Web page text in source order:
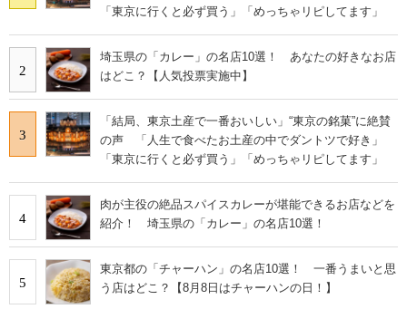
「東京に行くと必ず買う」「めっちゃリピしてます」
2
埼玉県の「カレー」の名店10選！ あなたの好きなお店
はどこ？【人気投票実施中】
3
「結局、東京土産で一番おいしい」“東京の銘菓”に絶賛
の声 「人生で食べたお土産の中でダントツで好き」
「東京に行くと必ず買う」「めっちゃリピしてます」
4
肉が主役の絶品スパイスカレーが堪能できるお店などを
紹介！ 埼玉県の「カレー」の名店10選！
5
東京都の「チャーハン」の名店10選！ 一番うまいと思
う店はどこ？【8月8日はチャーハンの日！】